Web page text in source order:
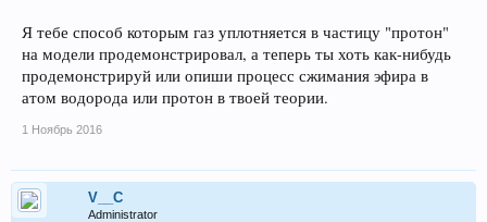
Я тебе способ которым газ уплотняется в частицу "протон"
на модели продемонстрировал, а теперь ты хоть как-нибудь
продемонстрируй или опиши процесс сжимания эфира в
атом водорода или протон в твоей теории.
1 Ноябрь 2016
V__C
Administrator